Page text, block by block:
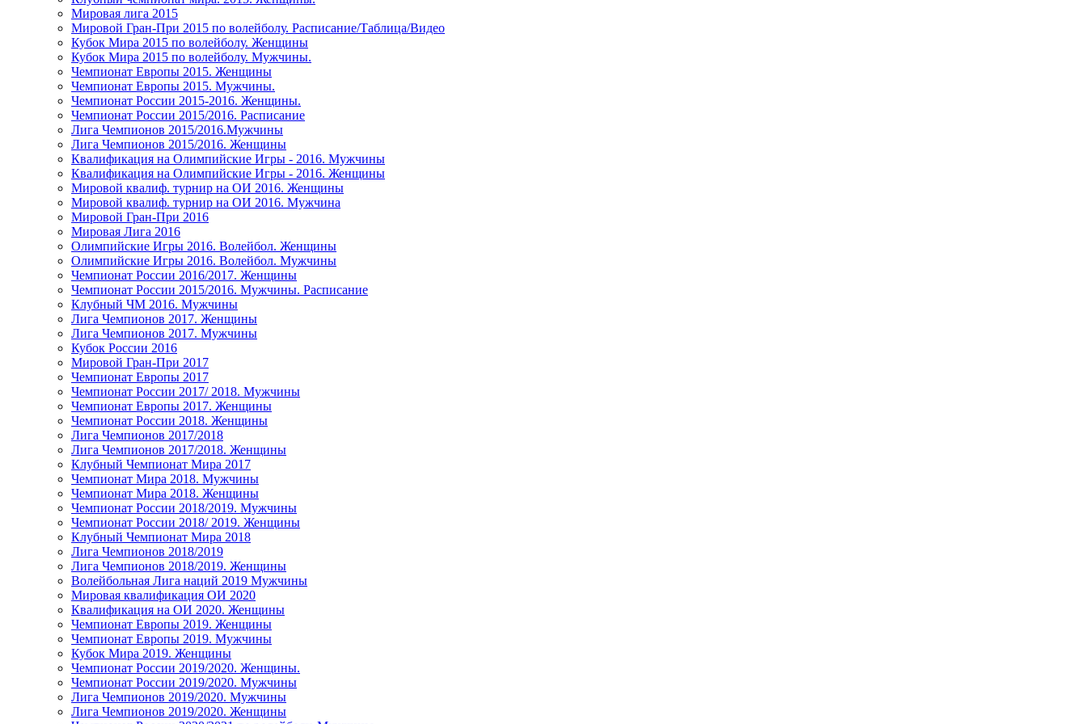
Мировая лига 2015
Мировой Гран-При 2015 по волейболу. Расписание/Таблица/Видео
Кубок Мира 2015 по волейболу. Женщины
Кубок Мира 2015 по волейболу. Мужчины.
Чемпионат Европы 2015. Женщины
Чемпионат Европы 2015. Мужчины.
Чемпионат России 2015-2016. Женщины.
Чемпионат России 2015/2016. Расписание
Лига Чемпионов 2015/2016.Мужчины
Лига Чемпионов 2015/2016. Женщины
Квалификация на Олимпийские Игры - 2016. Мужчины
Квалификация на Олимпийские Игры - 2016. Женщины
Мировой квалиф. турнир на ОИ 2016. Женщины
Мировой квалиф. турнир на ОИ 2016. Мужчина
Мировой Гран-При 2016
Мировая Лига 2016
Олимпийские Игры 2016. Волейбол. Женщины
Олимпийские Игры 2016. Волейбол. Мужчины
Чемпионат России 2016/2017. Женщины
Чемпионат России 2015/2016. Мужчины. Расписание
Клубный ЧМ 2016. Мужчины
Лига Чемпионов 2017. Женщины
Лига Чемпионов 2017. Мужчины
Кубок России 2016
Мировой Гран-При 2017
Чемпионат Европы 2017
Чемпионат России 2017/ 2018. Мужчины
Чемпионат Европы 2017. Женщины
Чемпионат России 2018. Женщины
Лига Чемпионов 2017/2018
Лига Чемпионов 2017/2018. Женщины
Клубный Чемпионат Мира 2017
Чемпионат Мира 2018. Мужчины
Чемпионат Мира 2018. Женщины
Чемпионат России 2018/2019. Мужчины
Чемпионат России 2018/ 2019. Женщины
Клубный Чемпионат Мира 2018
Лига Чемпионов 2018/2019
Лига Чемпионов 2018/2019. Женщины
Волейбольная Лига наций 2019 Мужчины
Мировая квалификация ОИ 2020
Квалификация на ОИ 2020. Женщины
Чемпионат Европы 2019. Женщины
Чемпионат Европы 2019. Мужчины
Кубок Мира 2019. Женщины
Чемпионат России 2019/2020. Женщины.
Чемпионат России 2019/2020. Мужчины
Лига Чемпионов 2019/2020. Мужчины
Лига Чемпионов 2019/2020. Женщины